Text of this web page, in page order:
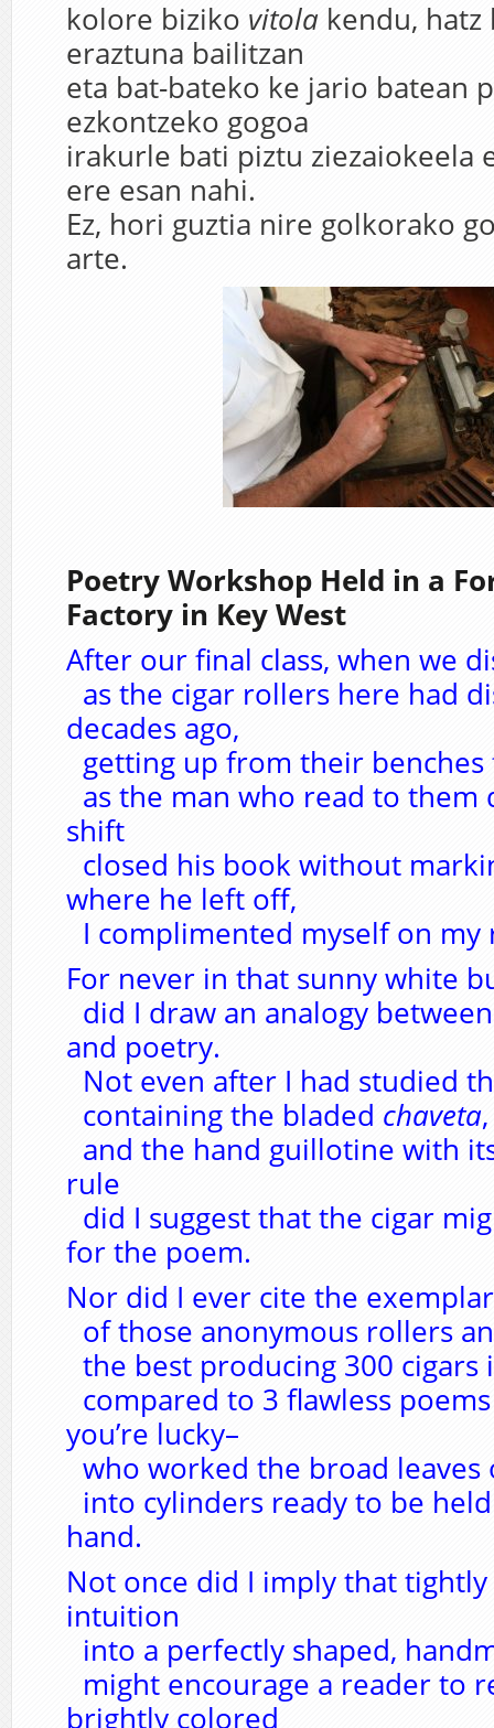
kolore biziko vitola kendu,
eraztuna bailitzan
eta bat-bateko ke jario batean
ezkontzeko gogoa
irakurle bati piztu ziezaiokeela
ere esan nahi.
Ez, hori guztia nire golkorako
arte.
Poetry Workshop Held in a
Factory in Key West
After our final class, when we
as the cigar rollers here had
decades ago,
getting up from their
as the man who read to them
shift
closed his book without
where he left off,
I complimented myself on my
For never in that sunny white
did I draw an analogy
and poetry.
Not even after I had studied
containing the bladed chaveta
and the hand guillotine with
rule
did I suggest that the cigar
for the poem.
Nor did I ever cite the
of those anonymous rollers
the best producing 300 cigars
compared to 3 flawless
you’re lucky–
who worked the broad leaves
into cylinders ready to be
hand.
Not once did I imply that
intuition
into a perfectly shaped,
might encourage a reader to
brightly colored